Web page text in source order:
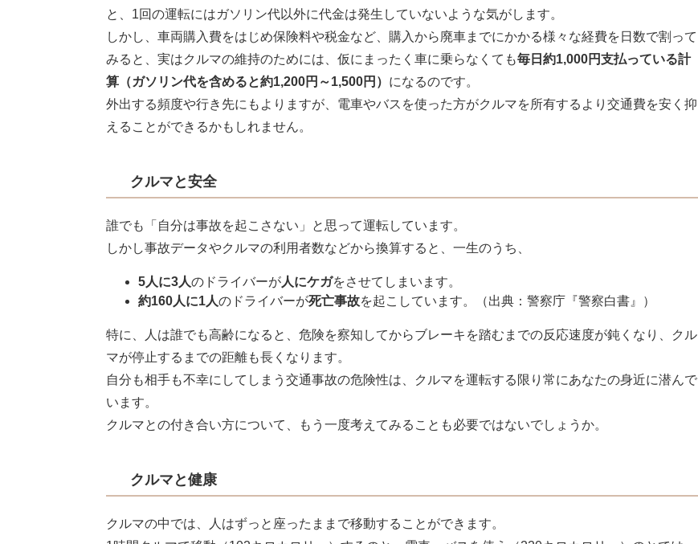
と、1回の運転にはガソリン代以外に代金は発生していないような気がします。
しかし、車両購入費をはじめ保険料や税金など、購入から廃車までにかかる様々な経費を日数で割って
みると、実はクルマの維持のためには、仮にまったく車に乗らなくても毎日約1,000円支払っている計
算（ガソリン代を含めると約1,200円～1,500円） になるのです。
外出する頻度や行き先にもよりますが、電車やバスを使った方がクルマを所有するより交通費を安く抑
えることができるかもしれません。
クルマと安全
誰でも「自分は事故を起こさない」と思って運転しています。
しかし事故データやクルマの利用者数などから換算すると、一生のうち、
5人に3人のドライバーが人にケガをさせてしまいます。
約160人に1人のドライバーが死亡事故を起こしています。（出典：警察庁『警察白書』）
特に、人は誰でも高齢になると、危険を察知してからブレーキを踏むまでの反応速度が鈍くなり、クル
マが停止するまでの距離も長くなります。
自分も相手も不幸にしてしまう交通事故の危険性は、クルマを運転する限り常にあなたの身近に潜んで
います。
クルマとの付き合い方について、もう一度考えてみることも必要ではないでしょうか。
クルマと健康
クルマの中では、人はずっと座ったままで移動することができます。